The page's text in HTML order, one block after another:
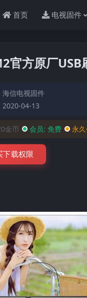
首页 电视固件
官方原厂USB
海信电视固件
2020-04-13
金币 会员: 免费 永
下载权限